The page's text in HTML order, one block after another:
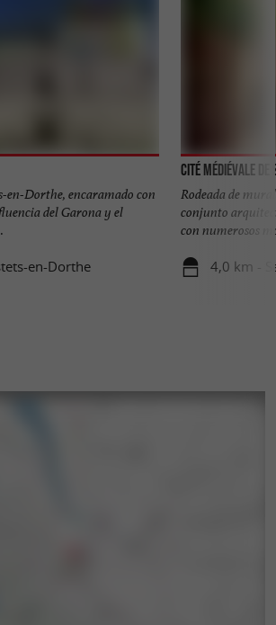
en-Dorthe, encaramado con
del Garona y el
en-Dorthe
Cité médiévale
Rodeada de
conjunto
con numerosos
4,0 km -